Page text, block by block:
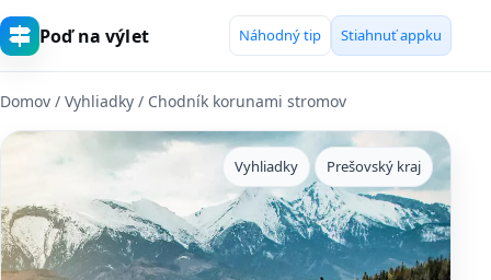
Poď na výlet Náhodný tip Stiahnuť appku
Domov / Vyhliadky / Chodník korunami stromov
Vyhliadky Prešovský kraj